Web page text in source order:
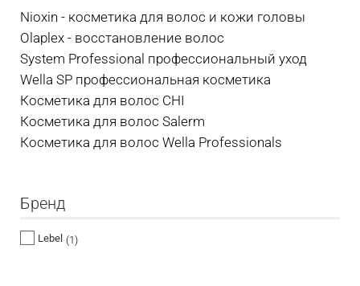
Nioxin - косметика для волос и кожи головы
Olaplex - восстановление волос
System Professional профессиональный уход
Wella SP профессиональная косметика
Косметика для волос CHI
Косметика для волос Salerm
Косметика для волос Wella Professionals
Бренд
Lebel (1)